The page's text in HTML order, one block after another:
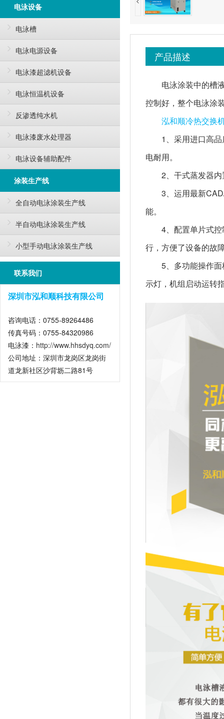
电泳设备
电泳槽
电泳电源设备
电泳漆超滤机设备
电泳恒温机设备
反渗透纯水机
电泳漆废水处理器
电泳设备辅助配件
涂装生产线
全自动电泳涂装生产线
半自动电泳涂装生产线
小型手动电泳涂装生产线
联系我们
深圳市泓和顺科技有限公司
咨询电话：0755-89264486
传真号码：0755-84320986
电泳漆： http://www.hhsdyq.com/
公司地址：深圳市龙岗区龙岗街
道龙新社区沙背坜二路81号
产品描述
电泳涂装中的槽
控制好，整个电泳涂
泓和顺冷热交换
1、采用进口高
电耐用。
2、干式蒸发器
3、运用最新
能。
4、配置单片式
行，方便了设备的故
5、多功能操作
示灯，机组启动运转